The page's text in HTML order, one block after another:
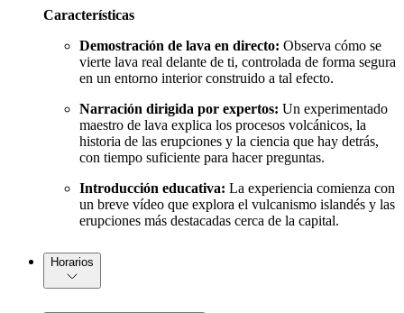
Características
Demostración de lava en directo: Observa cómo se
vierte lava real delante de ti, controlada de forma segura
en un entorno interior construido a tal efecto.
Narración dirigida por expertos: Un experimentado
maestro de lava explica los procesos volcánicos, la
historia de las erupciones y la ciencia que hay detrás,
con tiempo suficiente para hacer preguntas.
Introducción educativa: La experiencia comienza con
un breve vídeo que explora el vulcanismo islandés y las
erupciones más destacadas cerca de la capital.
Horarios